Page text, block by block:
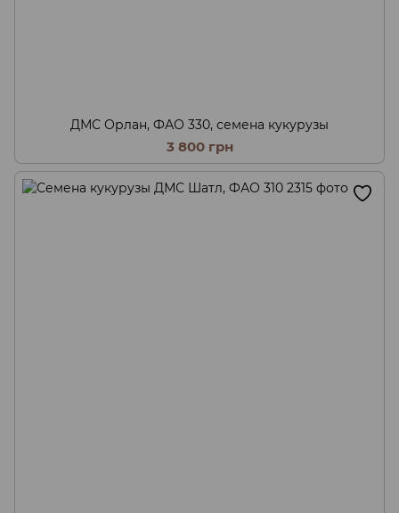
ДМС Орлан, ФАО 330, семена кукурузы
3 800 грн